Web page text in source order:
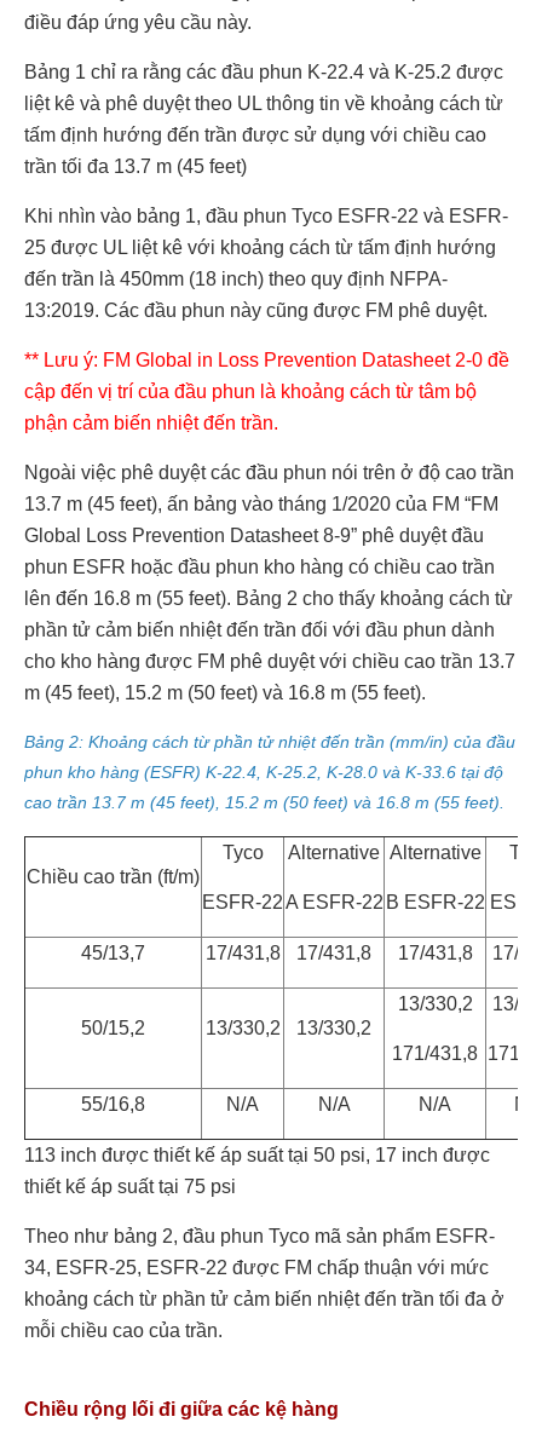
điều đáp ứng yêu cầu này.
Bảng 1 chỉ ra rằng các đầu phun K-22.4 và K-25.2 được
liệt kê và phê duyệt theo UL thông tin về khoảng cách từ
tấm định hướng đến trần được sử dụng với chiều cao
trần tối đa 13.7 m (45 feet)
Khi nhìn vào bảng 1, đầu phun Tyco ESFR-22 và ESFR-
25 được UL liệt kê với khoảng cách từ tấm định hướng
đến trần là 450mm (18 inch) theo quy định NFPA-
13:2019. Các đầu phun này cũng được FM phê duyệt.
** Lưu ý: FM Global in Loss Prevention Datasheet 2-0 đề
cập đến vị trí của đầu phun là khoảng cách từ tâm bộ
phận cảm biến nhiệt đến trần.
Ngoài việc phê duyệt các đầu phun nói trên ở độ cao trần
13.7 m (45 feet), ấn bảng vào tháng 1/2020 của FM “FM
Global Loss Prevention Datasheet 8-9” phê duyệt đầu
phun ESFR hoặc đầu phun kho hàng có chiều cao trần
lên đến 16.8 m (55 feet). Bảng 2 cho thấy khoảng cách từ
phần tử cảm biến nhiệt đến trần đối với đầu phun dành
cho kho hàng được FM phê duyệt với chiều cao trần 13.7
m (45 feet), 15.2 m (50 feet) và 16.8 m (55 feet).
Bảng 2: Khoảng cách từ phần tử nhiệt đến trần (mm/in) của đầu
phun kho hàng (ESFR) K-22.4, K-25.2, K-28.0 và K-33.6 tại độ
cao trần 13.7 m (45 feet), 15.2 m (50 feet) và 16.8 m (55 feet).
Chiều cao trần (ft/m)
Tyco
ESFR-22
Alternative
A ESFR-22
Alternative
B ESFR-22
45/13,7 17/431,8 17/431,8 17/431,8 17/
50/15,2 13/330,2 13/330,2
13/330,2
171/431,8
13/
171/
55/16,8 N/A N/A N/A N/
113 inch được thiết kế áp suất tại 50 psi, 17 inch được
thiết kế áp suất tại 75 psi
Theo như bảng 2, đầu phun Tyco mã sản phẩm ESFR-
34, ESFR-25, ESFR-22 được FM chấp thuận với mức
khoảng cách từ phần tử cảm biến nhiệt đến trần tối đa ở
mỗi chiều cao của trần.
Chiều rộng lối đi giữa các kệ hàng